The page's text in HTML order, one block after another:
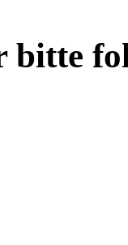
bitte